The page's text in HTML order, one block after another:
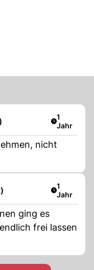
Artikel
1
Jahr
nicht
Artikel
1
Jahr
ging es
frei lassen